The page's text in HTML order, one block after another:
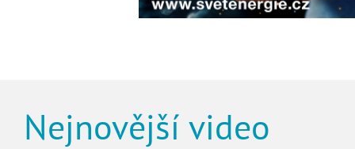
Nejnovější video